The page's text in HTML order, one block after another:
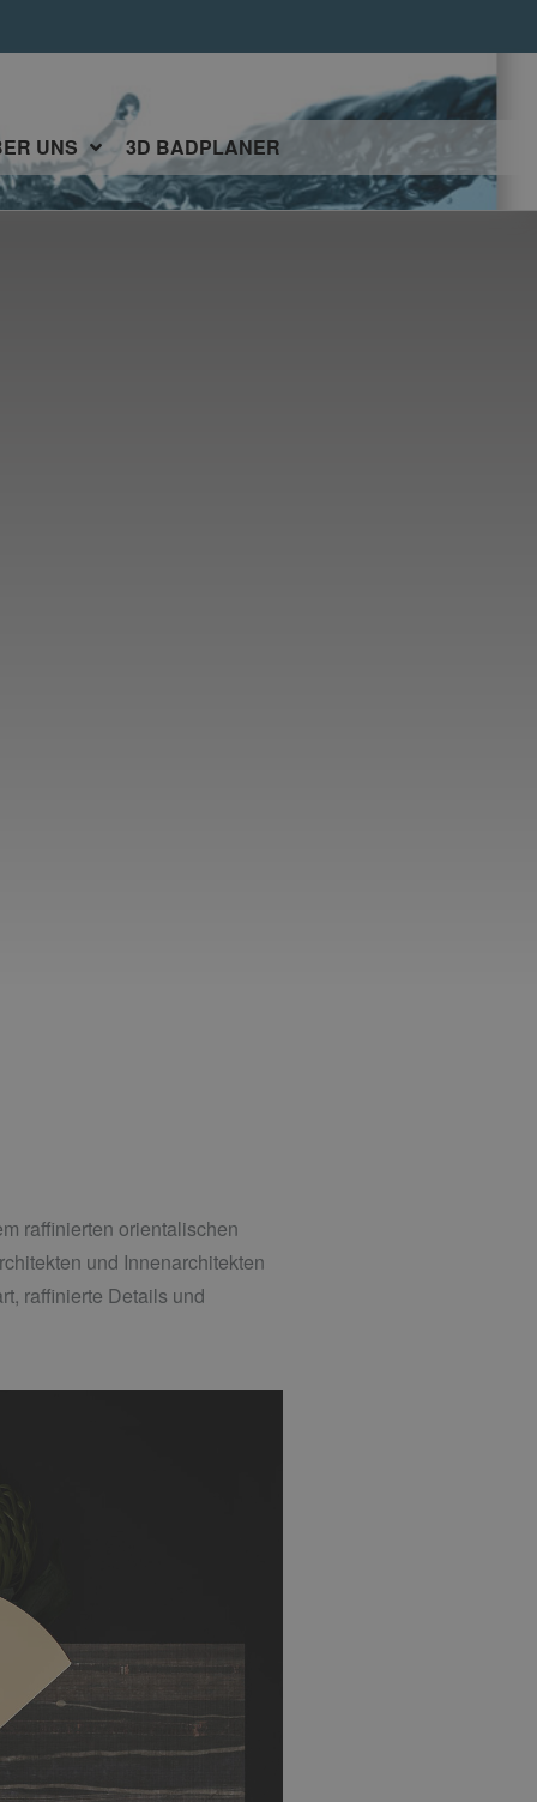
UNS 3D BADPLANER
raffinierten orientalischen
und Innenarchitekten
raffinierte Details und